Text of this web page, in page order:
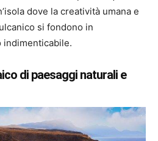
dove la creatività umana e
si fondono in
indimenticabile.
di paesaggi naturali e